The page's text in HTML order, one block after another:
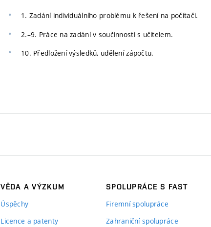
1. Zadání individuálního problému k řešení na počítači.
2.–9. Práce na zadání v součinnosti s učitelem.
10. Předložení výsledků, udělení zápočtu.
VĚDA A VÝZKUM
Úspěchy
Licence a patenty
SPOLUPRÁCE S FAST
Firemní spolupráce
Zahraniční spolupráce